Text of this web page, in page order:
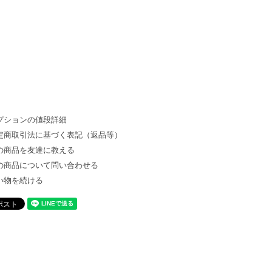
ションの値段詳細
商取引法に基づく表記（返品等）
商品を友達に教える
商品について問い合わせる
物を続ける